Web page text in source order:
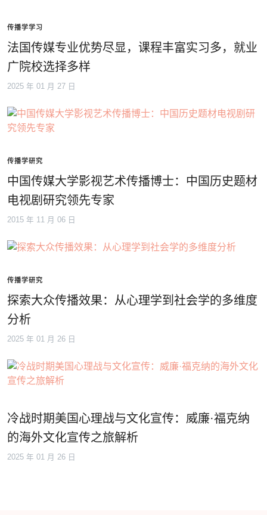
传播学学习
法国传媒专业优势尽显，课程丰富实习多，就业
广院校选择多样
2025 年 01 月 27 日
传播学研究
中国传媒大学影视艺术传播博士：中国历史题材
电视剧研究领先专家
2015 年 11 月 06 日
传播学研究
探索大众传播效果：从心理学到社会学的多维度
分析
2025 年 01 月 26 日
冷战时期美国心理战与文化宣传：威廉·福克纳
的海外文化宣传之旅解析
2025 年 01 月 26 日